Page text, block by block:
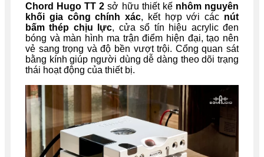
Chord Hugo TT 2 sở hữu thiết kế nhôm nguyên
khối gia công chính xác, kết hợp với các nút
bấm thép chịu lực, cửa sổ tín hiệu acrylic đen
bóng và màn hình ma trận điểm hiện đại, tạo nên
vẻ sang trọng và độ bền vượt trội. Cổng quan sát
bằng kính giúp người dùng dễ dàng theo dõi trạng
thái hoạt động của thiết bị.